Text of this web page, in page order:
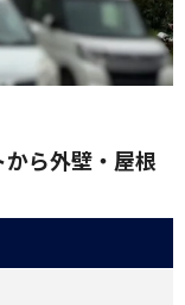
ら外壁・屋根